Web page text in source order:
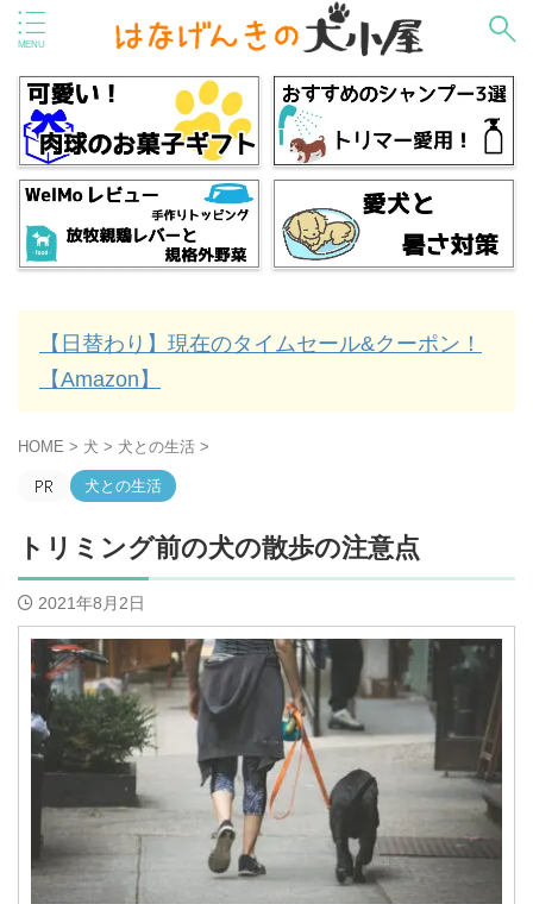
【日替わり】現在のタイムセール&クーポン！
【Amazon】
HOME > 犬 > 犬との生活 >
犬との生活
トリミング前の犬の散歩の注意点
2021年8月2日